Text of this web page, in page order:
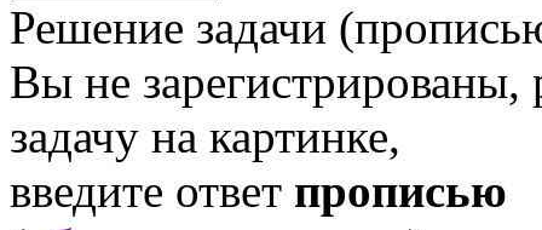
Решение задачи
Вы не
задачу на картинке,
введите ответ прописью